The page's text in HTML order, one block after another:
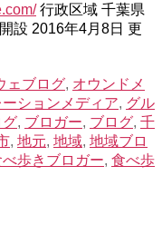
行政区域 千葉県
設 2016年4月8日 更
ェブログ, オウンドメ
ションメディア, グル
グ, ブロガー, ブログ, 千
, 地元, 地域, 地域ブロ
べ歩きブロガー, 食べ歩